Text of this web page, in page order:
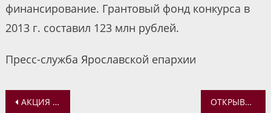
финансирование. Грантовый фонд конкурса в
2013 г. составил 123 млн рублей.
Пресс-служба Ярославской епархии
Навигация
АКЦИЯ «СОБЕРЕМ ДЕТЕЙ В ШКОЛУ» ПОДХОДИТ К КОНЦУ ОТКРЫВАЕТСЯ VII СЕЗОН МЕЖДУНАРОДНОГО ДЕТСКО-ЮНОШЕСКОГО ЛИТЕРАТУРНОГО КОНКУРСА «ЛЕТО ГОСПОДНЕ»